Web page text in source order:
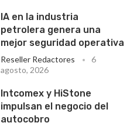
IA en la industria
petrolera genera una
mejor seguridad operativa
Reseller Redactores
6
agosto, 2026
Intcomex y HiStone
impulsan el negocio del
autocobro